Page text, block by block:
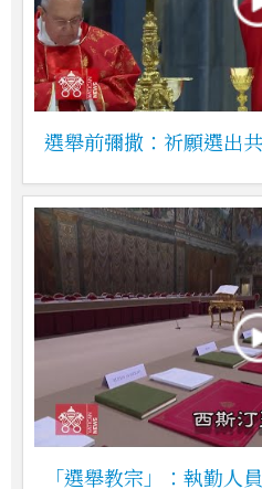
選舉前彌撒：祈願選出
「選舉教宗」：執勤人